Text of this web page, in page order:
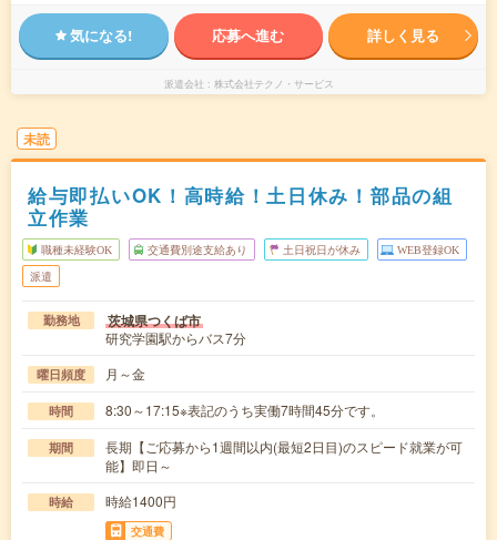
気になる! 応募へ進む 詳しく見る
派遣会社 株式会社テクノ・サービス
未読
給与即払いOK！高時給！土日休み！部品の組
立作業
職種未経験OK 交通費別途支給あり 土日祝日が休み WEB登録OK
派遣
勤務地 茨城県つくば市
研究学園駅からバス7分
曜日頻度 月～金
時間 8:30～17:15※表記のうち実働7時間45分です。
期間
長期【ご応募から1週間以内(最短2日目)のスピード就業が可
能】即日～
時給 時給1400円
交通費